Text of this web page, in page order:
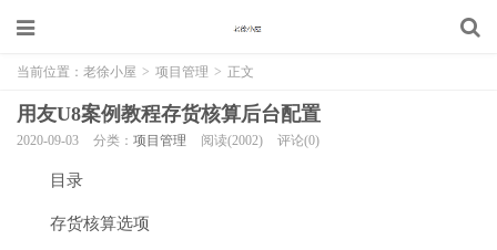
当前位置： 老徐小屋 > 项目管理 > 正文
用友U8案例教程存货核算后台配置
2020-09-03 分类： 项目管理 阅读(2002) 评论(0)
目录
存货核算选项